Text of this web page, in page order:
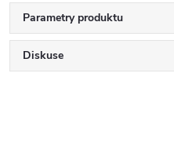
Parametry produktu
Diskuse